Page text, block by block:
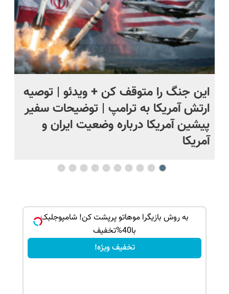
این جنگ را متوقف کن + ویدئو | توصیه
ارتش آمریکا به ترامپ | توضیحات سفیر
پیشین آمریکا درباره وضعیت ایران و
آمریکا
به روش بازیگرا موهاتو پرپشت کن! شامپوجلبک
با40%تخفیف
تخفیف ویژه!